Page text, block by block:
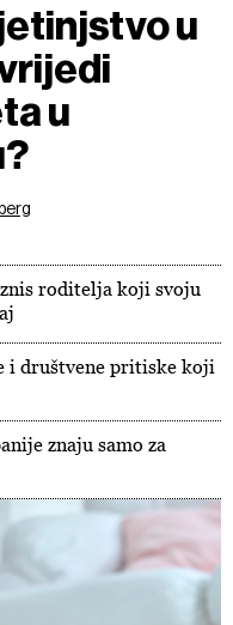
u
u
roditelja koji svoju
i društvene pritiske koji
znaju samo za